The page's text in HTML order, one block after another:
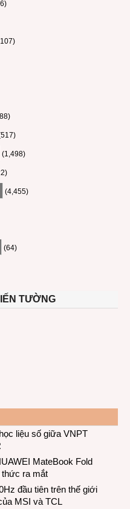
(1,498)
(4,455)
(64)
TƯỜNG
liệu số giữa VNPT
MateBook Fold
thức ra mắt
đầu tiên trên thế giới
MSI và TCL